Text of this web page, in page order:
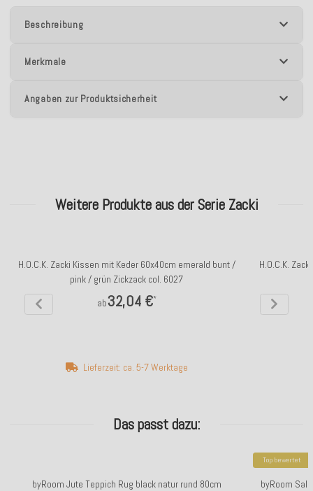
Beschreibung
Merkmale
Angaben zur Produktsicherheit
Weitere Produkte aus der Serie Zacki
H.O.C.K. Zacki Kissen mit Keder 60x40cm emerald bunt /
pink / grün Zickzack col. 6027
ab32,04 €*
Lieferzeit: ca. 5-7 Werktage
H.O.C.K.
Das passt dazu:
byRoom Jute Teppich Rug black natur rund 80cm
Top bewertet
byRoom